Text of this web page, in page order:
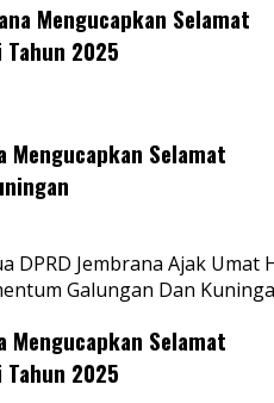
Mengucapkan Selamat
2025
Mengucapkan Selamat
DPRD Jembrana Ajak
Galungan Dan
Mengucapkan Selamat
2025